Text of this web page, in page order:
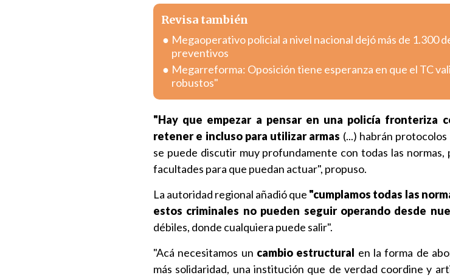
Revisa también
Megaoperativo policial a nivel nacional dejó más de 1.300
preventivos
Megarreforma: Oposición tiene esperanza en que el TC
robustos"
"Hay que empezar a pensar en una policía fronteriza
retener e incluso para utilizar armas (...) habrán
se puede discutir muy profundamente con todas las normas,
facultades para que puedan actuar", propuso.
La autoridad regional añadió que "cumplamos todas las
estos criminales no pueden seguir operando desde
débiles, donde cualquiera puede salir".
"Acá necesitamos un cambio estructural en la forma de
más solidaridad, una institución que de verdad coordine y